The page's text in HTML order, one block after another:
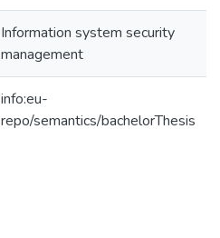
Information system security
management
info:eu-
repo/semantics/bachelorThesis